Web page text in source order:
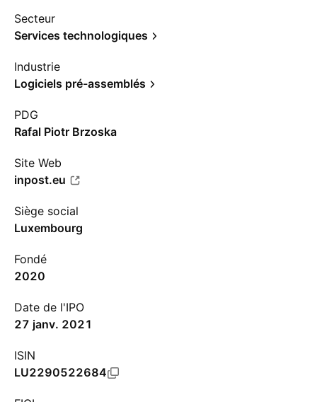
Secteur
Services technologiques
Industrie
Logiciels pré-assemblés
PDG
Rafal Piotr Brzoska
Site Web
inpost.eu
Siège social
Luxembourg
Fondé
2020
Date de l'IPO
27 janv. 2021
ISIN
LU2290522684